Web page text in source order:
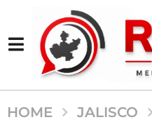
HOME JALISCO